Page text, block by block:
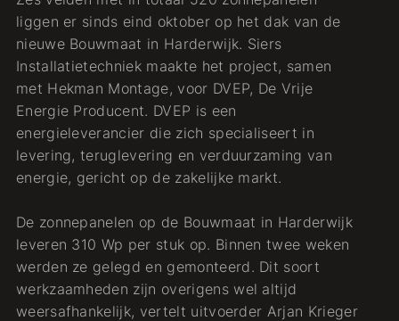
liggen er sinds eind oktober op het dak van de
nieuwe Bouwmaat in Harderwijk. Siers
Installatietechniek maakte het project, samen
met Hekman Montage, voor DVEP, De Vrije
Energie Producent. DVEP is een
energieleverancier die zich specialiseert in
levering, teruglevering en verduurzaming van
energie, gericht op de zakelijke markt.
De zonnepanelen op de Bouwmaat in Harderwijk
leveren 310 Wp per stuk op. Binnen twee weken
werden ze gelegd en gemonteerd. Dit soort
werkzaamheden zijn overigens wel altijd
weersafhankelijk, vertelt uitvoerder Arjan Krieger